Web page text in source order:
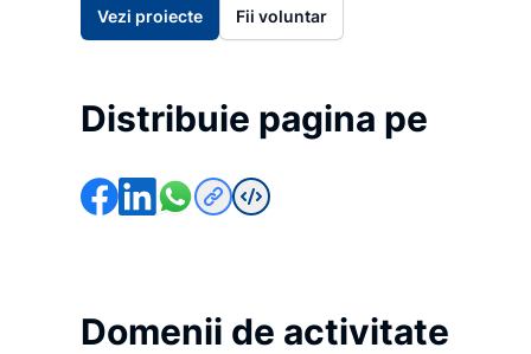
Vezi proiecte Fii voluntar
Distribuie pagina pe
Domenii de activitate